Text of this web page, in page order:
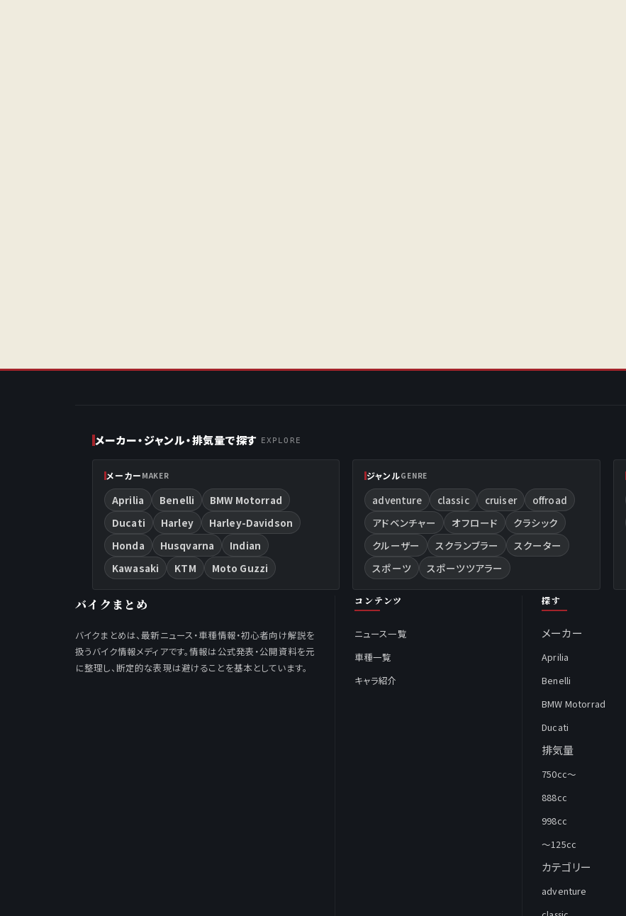
メーカー・ジャンル・排気量で探す EXPLORE
メーカー MAKER
Aprilia Benelli
BMW Motorrad
Ducati
Harley
Harley-Davidson
Honda
Husqvarna
Indian
Kawasaki
KTM Moto Guzzi
ジャンルGENRE
adventure classic cruiser
offroad
アドベンチャー
オフロード
クラシック
クルーザー
スクランブラー
スクーター
スポーツ
スポーツツアラー
バイクまとめ
バイクまとめは、最新ニュース・車種情報・初心者向け解説を
扱うバイク情報メディアです。情報は公式発表・公開資料を元
に整理し、断定的な表現は避けることを基本としています。
コンテンツ
ニュース一覧
車種一覧
キャラ紹介
探す
メーカー
Aprilia
Benelli
BMW Motorrad
Ducati
排気量
750cc～
888cc
998cc
～125cc
カテゴリー
adventure